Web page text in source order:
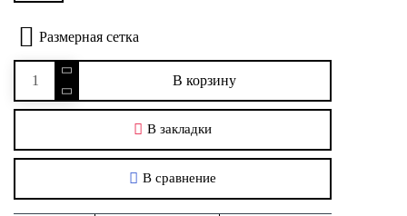
В корзину
В закладки
В сравнение
Размерная сетка